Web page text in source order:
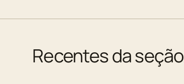
Recentes da seção